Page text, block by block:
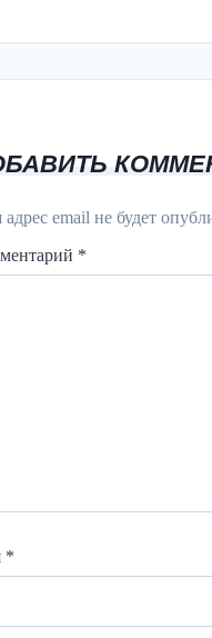
email не будет
*
*